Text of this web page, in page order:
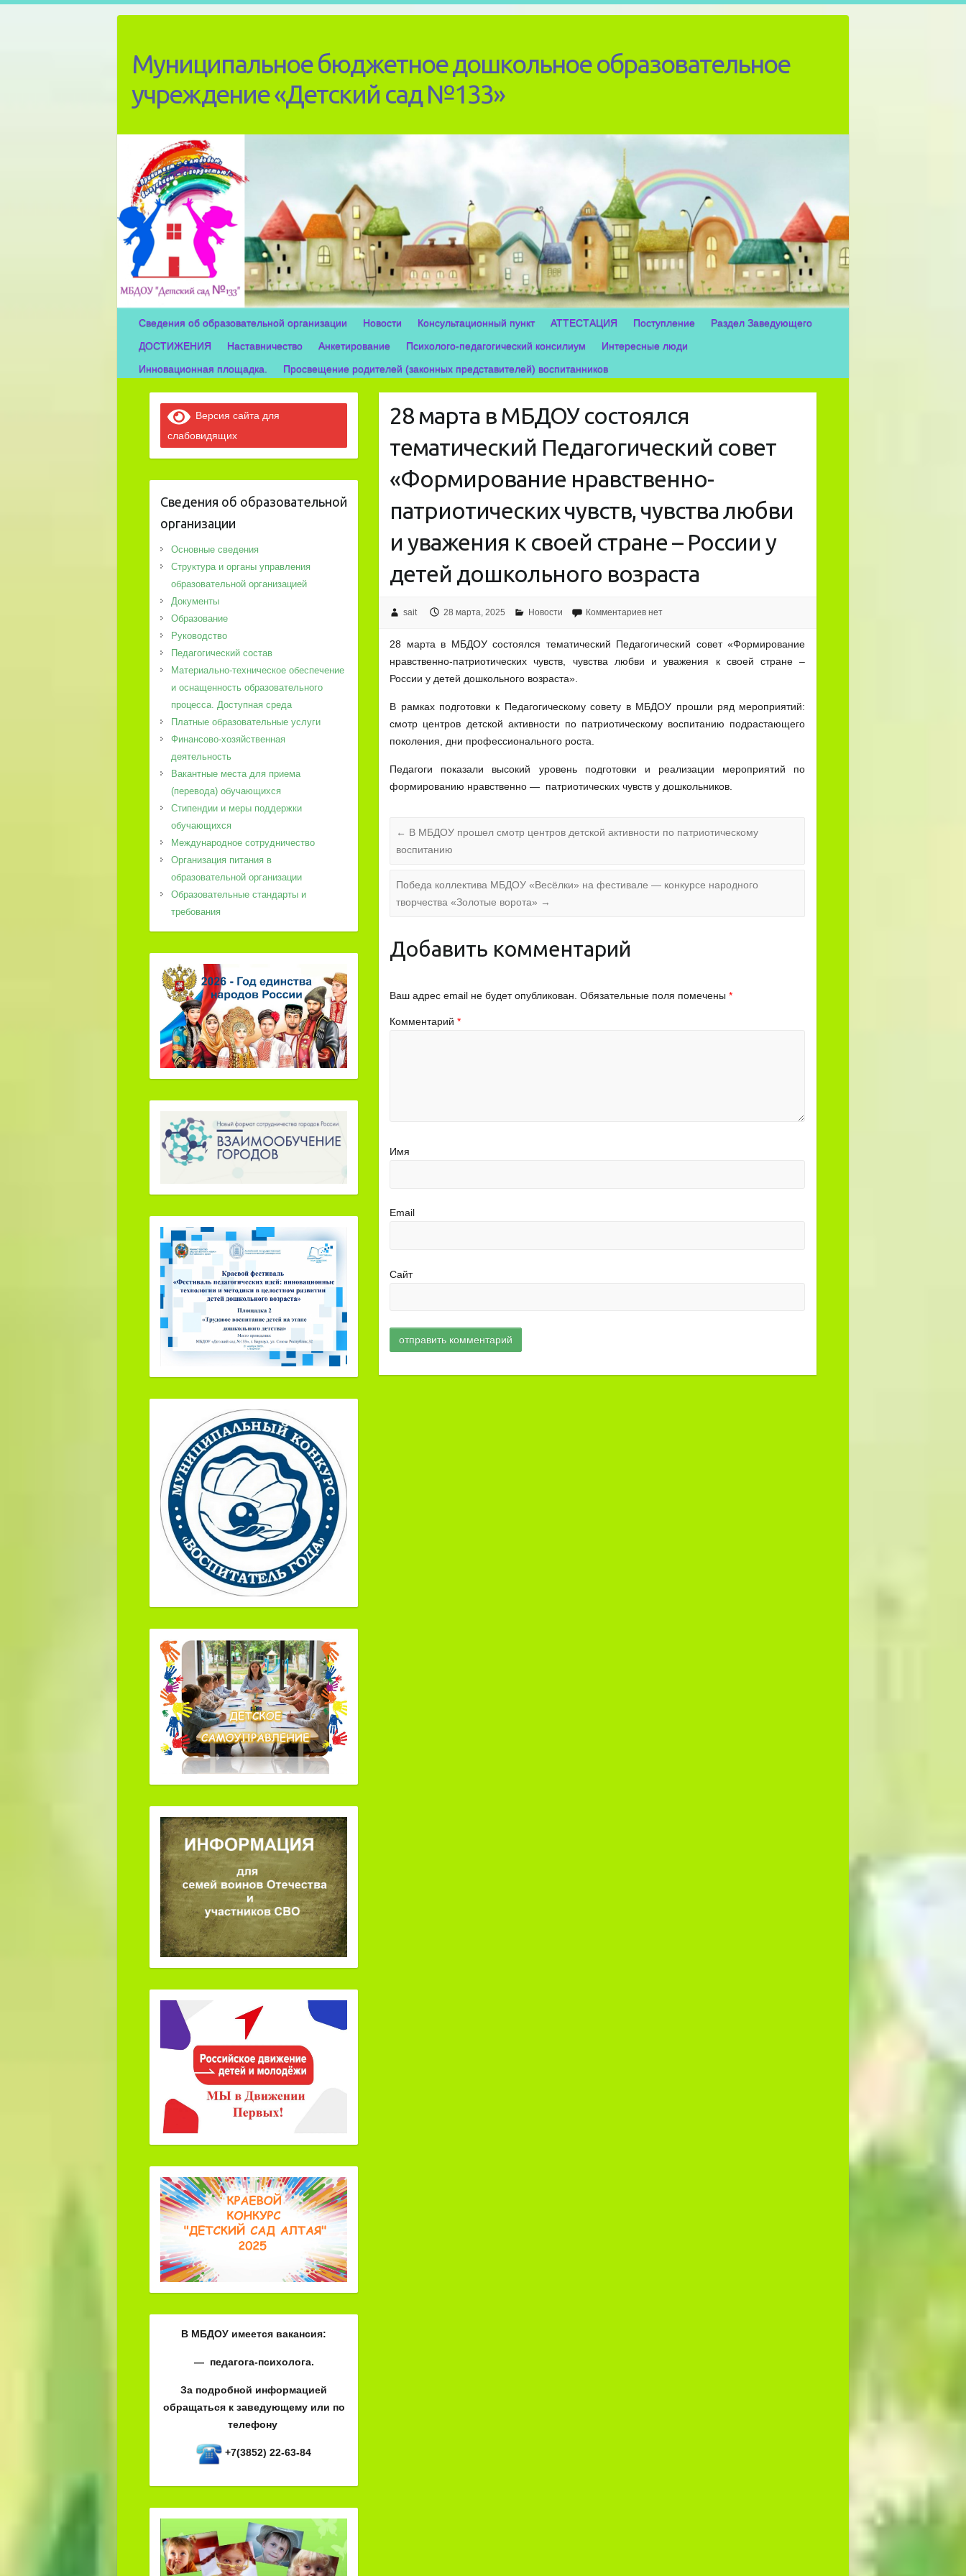
Муниципальное бюджетное дошкольное образовательное
учреждение «Детский сад №133»
Сведения об образовательной организации Новости Консультационный пункт АТТЕСТАЦИЯ Поступление
Раздел Заведующего
ДОСТИЖЕНИЯ
Наставничество Анкетирование Психолого-педагогический консилиум
Интересные люди
Инновационная площадка.
Просвещение родителей (законных представителей) воспитанников
28 марта в МБДОУ состоялся
тематический Педагогический совет
«Формирование нравственно-
патриотических чувств, чувства любви
и уважения к своей стране – России у
детей дошкольного возраста
sait 28 марта, 2025 Новости Комментариев нет
28 марта в МБДОУ состоялся тематический Педагогический совет «Формирование
нравственно-патриотических чувств, чувства любви и уважения к своей стране –
России у детей дошкольного возраста».
В рамках подготовки к Педагогическому совету в МБДОУ прошли ряд мероприятий:
смотр центров детской активности по патриотическому воспитанию подрастающего
поколения, дни профессионального роста.
Педагоги показали высокий уровень подготовки и реализации мероприятий по
формированию нравственно — патриотических чувств у дошкольников.
← В МБДОУ прошел смотр центров детской активности по патриотическому
воспитанию
Победа коллектива МБДОУ «Весёлки» на фестивале — конкурсе народного
творчества «Золотые ворота» →
Добавить комментарий
Ваш адрес email не будет опубликован. Обязательные поля помечены*
Комментарий*
Имя
Email
Сайт
Версия сайта для
слабовидящих
Сведения об образовательной
организации
Основные сведения
Структура и органы управления
образовательной организацией
Документы
Образование
Руководство
Педагогический состав
Материально-техническое обеспечение
и оснащенность образовательного
процесса. Доступная среда
Платные образовательные услуги
Финансово-хозяйственная
деятельность
Вакантные места для приема
(перевода) обучающихся
Стипендии и меры поддержки
обучающихся
Международное сотрудничество
Организация питания в
образовательной организации
Образовательные стандарты и
требования
В МБДОУ имеется вакансия:
— педагога-психолога.
За подробной информацией
обращаться к заведующему или по
телефону
+7(3852) 22-63-84